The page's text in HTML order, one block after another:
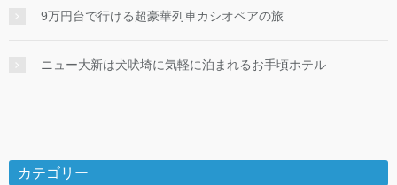
9万円台で行ける超豪華列車カシオペアの旅
ニュー大新は犬吠埼に気軽に泊まれるお手頃ホテル
カテゴリー